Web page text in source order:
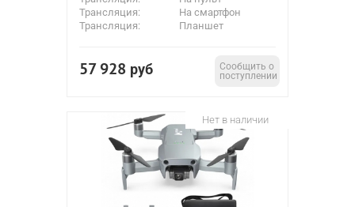
Трансляция:
На смартфон
Трансляция:
Планшет
57 928 руб
Сообщить о
поступлении
Нет в наличии